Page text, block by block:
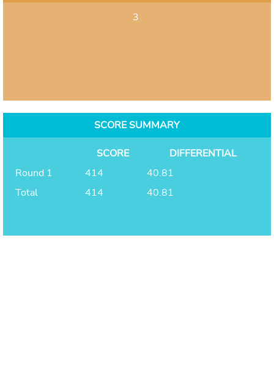
3
SCORE SUMMARY
SCORE
DIFFERENTIAL
Round 1
414
40.81
Total
414 40.81